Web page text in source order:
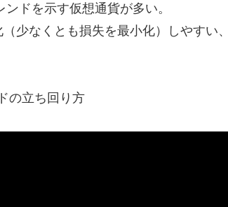
ドを示す仮想通貨が多い。
少なくとも損失を最小化）しやすい
の立ち回り方